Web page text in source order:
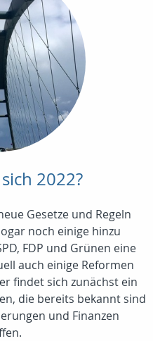
2022?
Gesetze und Regeln
noch einige hinzu
FDP und Grünen eine
auch einige Reformen
findet sich zunächst ein
die bereits bekannt sind
und Finanzen